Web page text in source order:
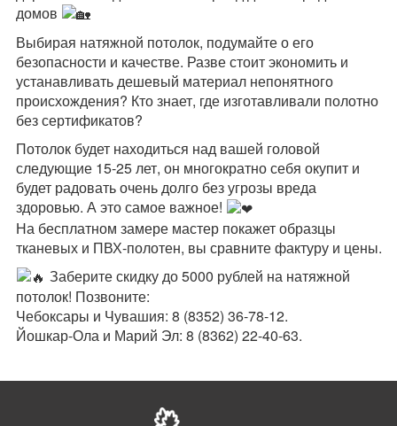
домов
Выбирая натяжной потолок, подумайте о его
безопасности и качестве. Разве стоит экономить и
устанавливать дешевый материал непонятного
происхождения? Кто знает, где изготавливали полотно
без сертификатов?
Потолок будет находиться над вашей головой
следующие 15-25 лет, он многократно себя окупит и
будет радовать очень долго без угрозы вреда
здоровью. А это самое важное!
На бесплатном замере мастер покажет образцы
тканевых и ПВХ-полотен, вы сравните фактуру и цены.
Заберите скидку до 5000 рублей на натяжной
потолок! Позвоните:
Чебоксары и Чувашия: 8 (8352) 36-78-12.
Йошкар-Ола и Марий Эл: 8 (8362) 22-40-63.